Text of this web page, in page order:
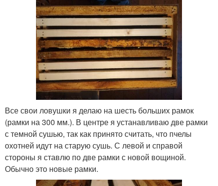
Все свои ловушки я делаю на шесть больших рамок
(рамки на 300 мм.). В центре я устанавливаю две рамки
с темной сушью, так как принято считать, что пчелы
охотней идут на старую сушь. С левой и справой
стороны я ставлю по две рамки с новой вощиной.
Обычно это новые рамки.